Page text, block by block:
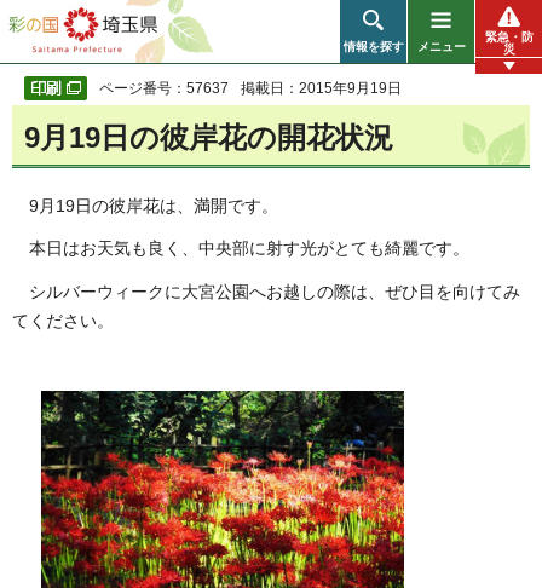
彩の国 埼玉県
情報を探す メニュー
緊急・防
災
ページ番号：57637 掲載日：2015年9月19日
9月19日の彼岸花の開花状況
9月19日の彼岸花は、満開です。
本日はお天気も良く、中央部に射す光がとても綺麗です。
シルバーウィークに大宮公園へお越しの際は、ぜひ目を向けてみ
てください。